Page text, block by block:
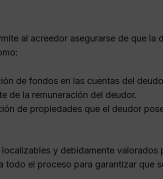
al acreedor asegurarse de que la
de fondos en las cuentas del
de la remuneración del deudor.
de propiedades que el deudor
y debidamente valorados
todo el proceso para garantizar que